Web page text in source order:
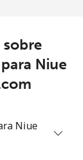
Niue
Niue